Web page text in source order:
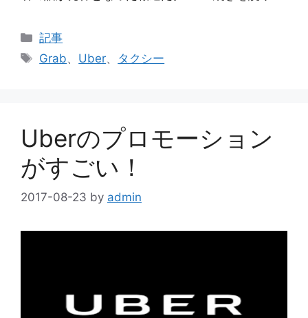
カ
テ
記事
タ
Grab、 Uber、 タクシー
Uberのプロモーション
がすごい！
2017-08-23 by admin